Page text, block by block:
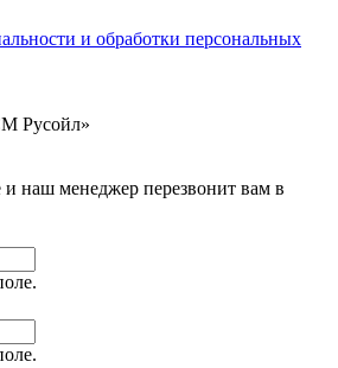
и обработки персональных
Русойл»
наш менеджер перезвонит вам в